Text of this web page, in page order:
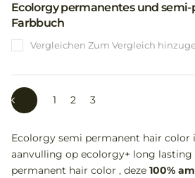
Ecolorgy permanentes und
Farbbuch
Vergleichen Zum Vergleich
1 2 3
Ecolorgy semi permanent hair color
aanvulling op ecolorgy+ long lasting
permanent hair color , deze 100%